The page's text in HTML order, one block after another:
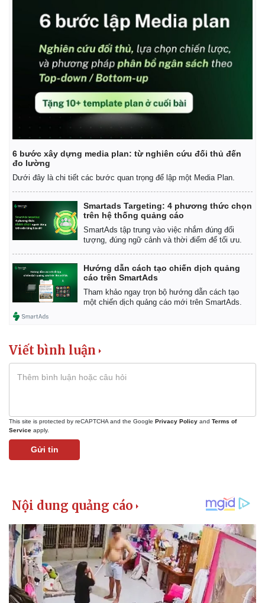
6 bước xây dựng media plan: từ nghiên cứu đối thủ đến
đo lường
Dưới đây là chi tiết các bước quan trọng để lập một Media Plan.
Smartads Targeting: 4 phương thức chọn
trên hệ thống quảng cáo
SmartAds tập trung vào việc nhắm đúng đối
tượng, đúng ngữ cảnh và thời điểm để tối ưu.
Hướng dẫn cách tạo chiến dịch quảng
cáo trên SmartAds
Tham khảo ngay trọn bộ hướng dẫn cách tạo
một chiến dịch quảng cáo mới trên SmartAds.
Viết bình luận
This site is protected by reCAPTCHA and the Google Privacy Policy and Terms of
Service apply.
Gửi tin